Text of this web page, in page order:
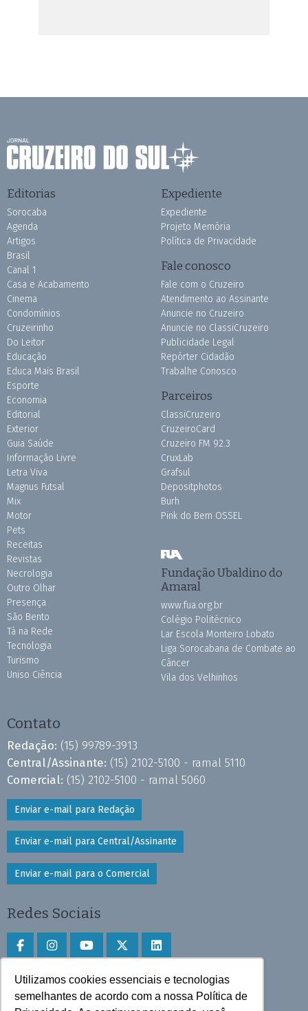
Utilizamos cookies essenciais e tecnologias
semelhantes de acordo com a nossa Política de
Editorias
Sorocaba
Agenda
Artigos
Brasil
Canal 1
Casa e Acabamento
Cinema
Condomínios
Cruzeirinho
Do Leitor
Educação
Educa Mais Brasil
Esporte
Economia
Editorial
Exterior
Guia Saúde
Informação Livre
Letra Viva
Magnus Futsal
Mix
Motor
Pets
Receitas
Revistas
Necrologia
Outro Olhar
Presença
São Bento
Tá na Rede
Tecnologia
Turismo
Uniso Ciência
Expediente
Expediente
Projeto Memória
Política de Privacidade
Fale conosco
Fale com o Cruzeiro
Atendimento ao Assinante
Anuncie no Cruzeiro
Anuncie no ClassiCruzeiro
Publicidade Legal
Repórter Cidadão
Trabalhe Conosco
Parceiros
ClassiCruzeiro
CruzeiroCard
Cruzeiro FM 92.3
CruxLab
Grafsul
Depositphotos
Burh
Pink do Bem OSSEL
Fundação Ubaldino do
Amaral
www.fua.org.br
Colégio Politécnico
Lar Escola Monteiro Lobato
Liga Sorocabana de Combate ao
Câncer
Vila dos Velhinhos
Contato
Redação: (15) 99789-3913
Central/Assinante: (15) 2102-5100 - ramal 5110
Comercial: (15) 2102-5100 - ramal 5060
Enviar e-mail para Redação
Enviar e-mail para Central/Assinante
Enviar e-mail para o Comercial
Redes Sociais
Faça download do aplicativo